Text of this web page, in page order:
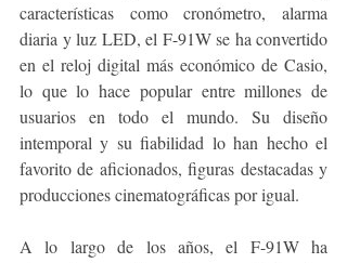
características como cronómetro, alarma
diaria y luz LED, el F-91W se ha convertido
en el reloj digital más económico de Casio,
lo que lo hace popular entre millones de
usuarios en todo el mundo. Su diseño
intemporal y su fiabilidad lo han hecho el
favorito de aficionados, figuras destacadas y
producciones cinematográficas por igual.
A lo largo de los años, el F-91W ha